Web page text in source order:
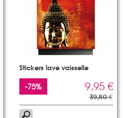
Stickers lave vaisselle
-75% 9,95 €
39,80 €